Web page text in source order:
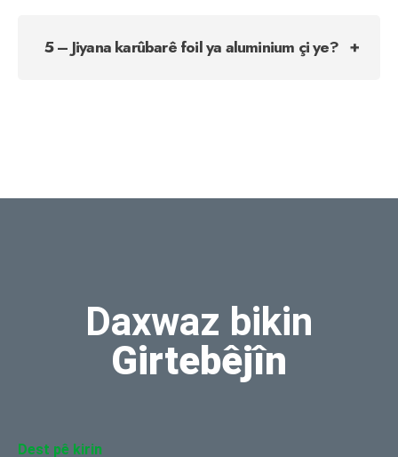
5 – Jiyana karûbarê foil ya aluminium çi ye?
Daxwaz bikin
Girtebêjîn
Dest pê kirin